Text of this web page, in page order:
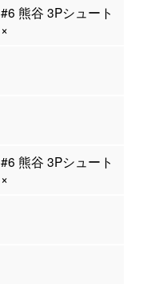
#6 熊谷 3Pシュート
×
#6 熊谷 3Pシュート
×